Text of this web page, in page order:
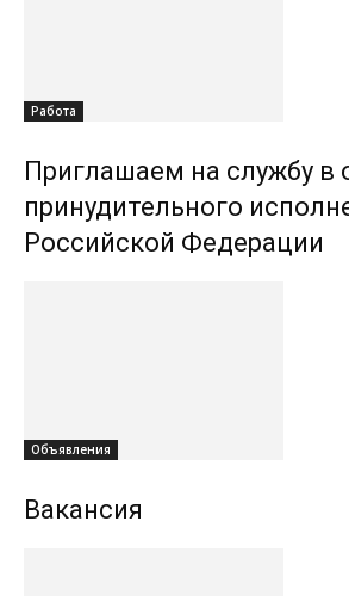
Работа
Приглашаем на службу в
принудительного
Российской Федерации
Объявления
Вакансия